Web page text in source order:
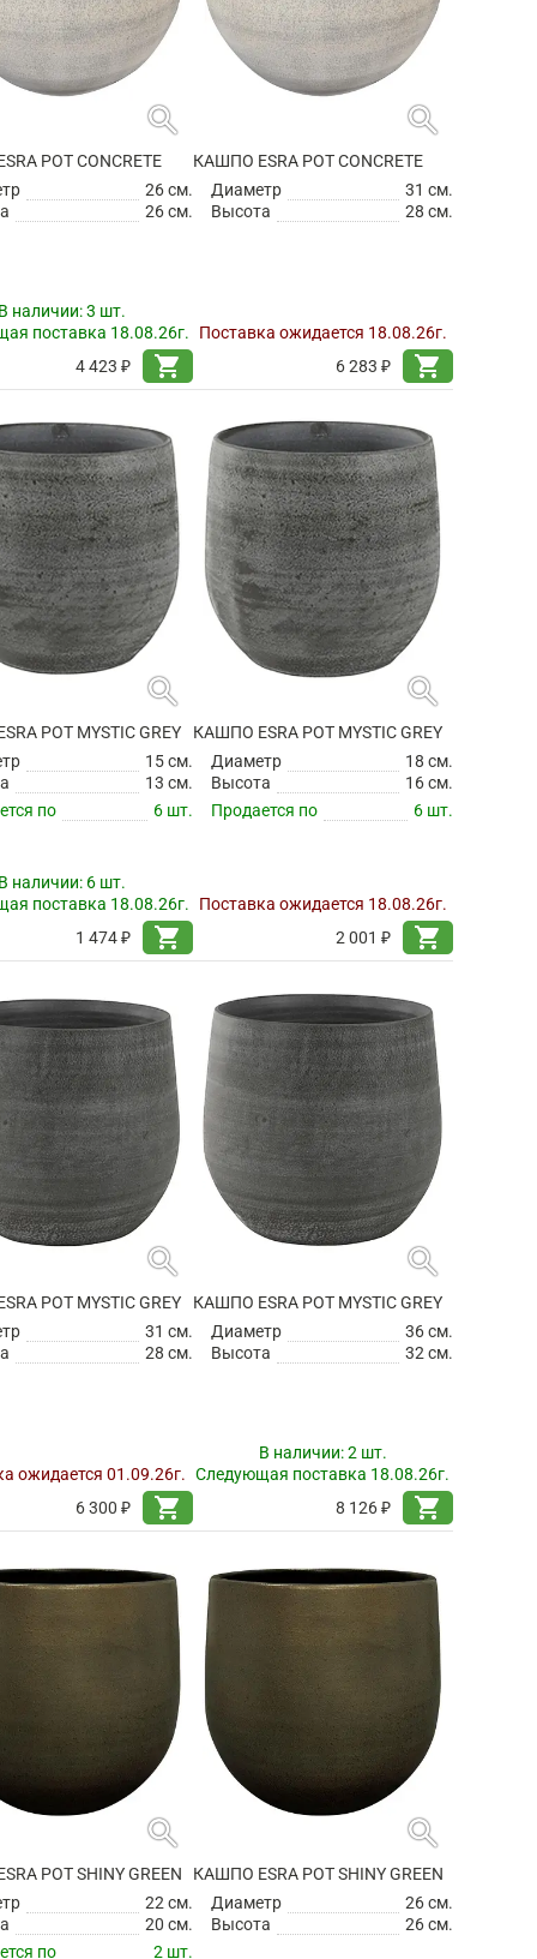
search
POT CONCRETE
26 см.
26 см.
наличии:3 шт.
поставка 18.08.26г.
4 423 ₽
shopping_cart
search
КАШПО ESRA POT CONCRETE
Диаметр
31 см.
Высота
28 см.
Поставка ожидается 18.08.26г.
6 283 ₽
shopping_cart
search
POT MYSTIC GREY
15 см.
13 см.
по
6 шт.
наличии: 6 шт.
поставка 18.08.26г.
1 474 ₽
shopping_cart
search
КАШПО ESRA POT MYSTIC GREY
Диаметр
18 см.
Высота
16 см.
Продается по
6 шт.
Поставка ожидается 18.08.26г.
2 001 ₽
shopping_cart
search
POT MYSTIC GREY
31 см.
28 см.
ожидается 01.09.26г.
6 300 ₽
shopping_cart
search
КАШПО ESRA POT MYSTIC GREY
Диаметр
36 см.
Высота
32 см.
В наличии:2 шт.
Следующая поставка 18.08.26г.
8 126 ₽
shopping_cart
search
POT SHINY GREEN
22 см.
20 см.
по
2 шт.
search
КАШПО ESRA POT SHINY GREEN
Диаметр
26 см.
Высота
26 см.